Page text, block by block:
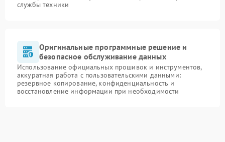
службы техники
Оригинальные программные решение и
безопасное обслуживание данных
Использование официальных прошивок и инструментов,
аккуратная работа с пользовательскими данными:
резервное копирование, конфиденциальность и
восстановление информации при необходимости